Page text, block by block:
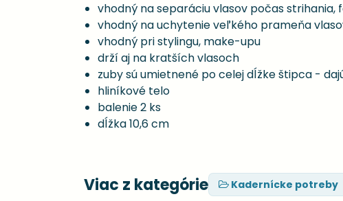
vhodný na separáciu vlasov počas strihania,
vhodný na uchytenie veľkého prameňa
vhodný pri stylingu, make-upu
drží aj na kratších vlasoch
zuby sú umietnené po celej dĺžke štipca -
hliníkové telo
balenie 2 ks
dĺžka 10,6 cm
Viac z kategórie Kadernícke potreby